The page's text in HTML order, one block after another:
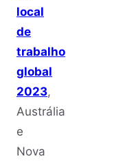
local
de
trabalho
global
2023,
Austrália
e
Nova